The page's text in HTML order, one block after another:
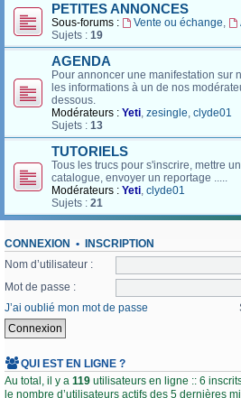
PETITES ANNONCES
Sous-forums : Vente ou échange,
Sujets : 19
AGENDA
Pour annoncer une manifestation sur
les informations à un de nos
dessous.
Modérateurs : Yeti, zesingle, clyde01
Sujets : 13
TUTORIELS
Tous les trucs pour s'inscrire, mettre
catalogue, envoyer un reportage .....
Modérateurs : Yeti, clyde01
Sujets : 21
CONNEXION • INSCRIPTION
Nom d’utilisateur :
Mot de passe :
J’ai oublié mon mot de passe
QUI EST EN LIGNE ?
Au total, il y a 119 utilisateurs en ligne :: 6
le nombre d’utilisateurs actifs des 5 dernières